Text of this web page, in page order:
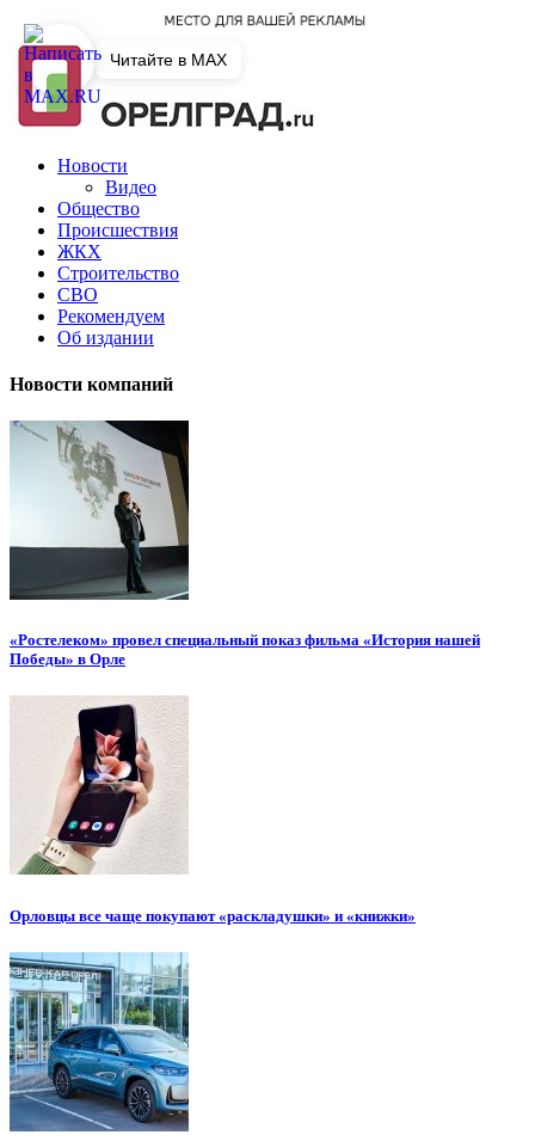
Новости
Видео
Общество
Происшествия
ЖКХ
Строительство
СВО
Рекомендуем
Об издании
Новости компаний
«Ростелеком» провел специальный показ фильма «История нашей
Победы» в Орле
Орловцы все чаще покупают «раскладушки» и «книжки»
Читайте в MAX